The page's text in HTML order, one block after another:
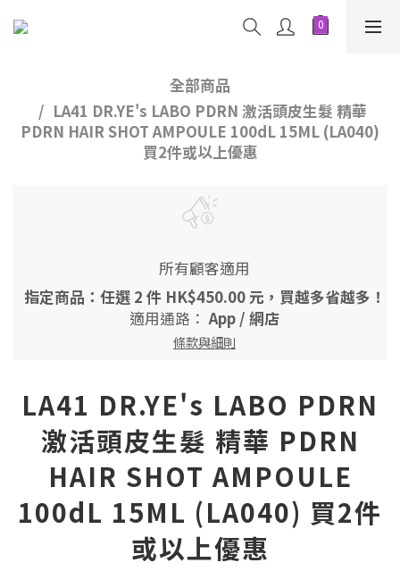
全部商品
LA41 DR.YE's LABO PDRN 激活頭皮生髮 精華
PDRN HAIR SHOT AMPOULE 100dL 15ML (LA040)
買2件或以上優惠
所有顧客適用
指定商品：任選 2 件 HK$450.00 元，買越多省越多！
適用通路：App / 網店
條款與細則
LA41 DR.YE's LABO PDRN
激活頭皮生髮 精華 PDRN
HAIR SHOT AMPOULE
100dL 15ML (LA040) 買2件
或以上優惠